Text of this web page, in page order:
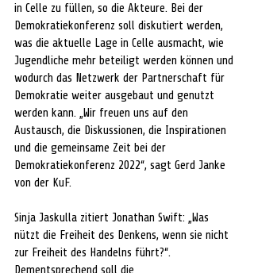
in Celle zu füllen, so die Akteure. Bei der
Demokratiekonferenz soll diskutiert werden,
was die aktuelle Lage in Celle ausmacht, wie
Jugendliche mehr beteiligt werden können und
wodurch das Netzwerk der Partnerschaft für
Demokratie weiter ausgebaut und genutzt
werden kann. „Wir freuen uns auf den
Austausch, die Diskussionen, die Inspirationen
und die gemeinsame Zeit bei der
Demokratiekonferenz 2022“, sagt Gerd Janke
von der KuF.
Sinja Jaskulla zitiert Jonathan Swift: „Was
nützt die Freiheit des Denkens, wenn sie nicht
zur Freiheit des Handelns führt?“.
Dementsprechend soll die